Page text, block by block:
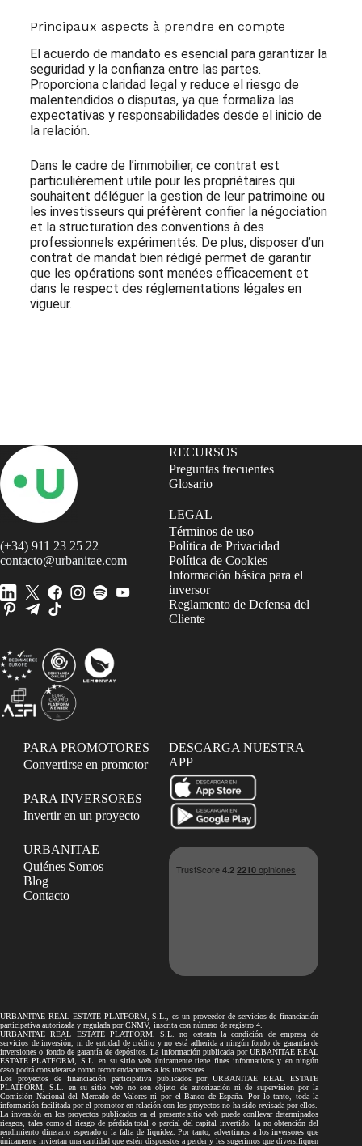
Principaux aspects à prendre en compte
El acuerdo de mandato es esencial para garantizar la
seguridad y la confianza entre las partes.
Proporciona claridad legal y reduce el riesgo de
malentendidos o disputas, ya que formaliza las
expectativas y responsabilidades desde el inicio de
la relación.
Dans le cadre de l’immobilier, ce contrat est
particulièrement utile pour les propriétaires qui
souhaitent déléguer la gestion de leur patrimoine ou
les investisseurs qui préfèrent confier la négociation
et la structuration des conventions à des
professionnels expérimentés. De plus, disposer d’un
contrat de mandat bien rédigé permet de garantir
que les opérations sont menées efficacement et
dans le respect des réglementations légales en
vigueur.
(+34) 911 23 25 22
contacto@urbanitae.com
RECURSOS
Preguntas frecuentes
Glosario
LEGAL
Términos de uso
Política de Privacidad
Política de Cookies
Información básica para el
inversor
Reglamento de Defensa del
Cliente
PARA PROMOTORES
Convertirse en promotor
PARA INVERSORES
Invertir en un proyecto
URBANITAE
Quiénes Somos
Blog
Contacto
DESCARGA NUESTRA
APP
URBANITAE REAL ESTATE PLATFORM, S.L., es un proveedor de servicios de financiación
participativa autorizada y regulada por CNMV, inscrita con número de registro 4.
URBANITAE REAL ESTATE PLATFORM, S.L. no ostenta la condición de empresa de
servicios de inversión, ni de entidad de crédito y no está adherida a ningún fondo de garantía de
inversiones o fondo de garantía de depósitos. La información publicada por URBANITAE REAL
ESTATE PLATFORM, S.L. en su sitio web únicamente tiene fines informativos y en ningún
caso podrá considerarse como recomendaciones a los inversores.
Los proyectos de financiación participativa publicados por URBANITAE REAL ESTATE
PLATFORM, S.L. en su sitio web no son objeto de autorización ni de supervisión por la
Comisión Nacional del Mercado de Valores ni por el Banco de España. Por lo tanto, toda la
información facilitada por el promotor en relación con los proyectos no ha sido revisada por ellos.
La inversión en los proyectos publicados en el presente sitio web puede conllevar determinados
riesgos, tales como el riesgo de pérdida total o parcial del capital invertido, la no obtención del
rendimiento dinerario esperado o la falta de liquidez. Por tanto, advertimos a los inversores que
únicamente inviertan una cantidad que estén dispuestos a perder y les sugerimos que diversifiquen